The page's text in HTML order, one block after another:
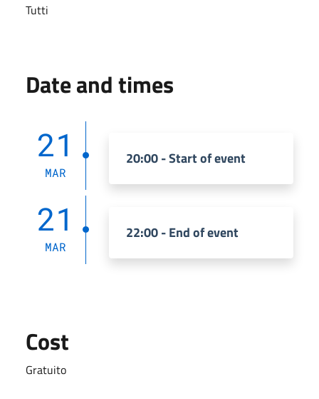
Tutti
Date and times
21
MAR
20:00 - Start of event
21
MAR
22:00 - End of event
Cost
Gratuito